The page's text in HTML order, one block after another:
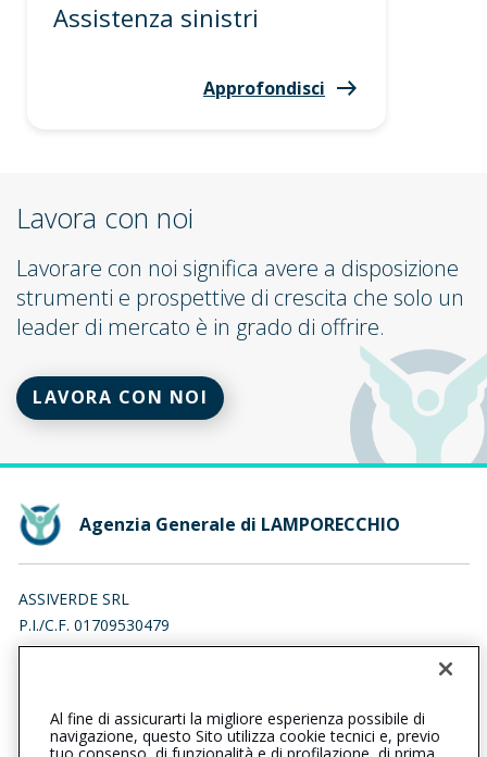
Assistenza sinistri
Approfondisci
Lavora con noi
Lavorare con noi significa avere a disposizione
strumenti e prospettive di crescita che solo un
leader di mercato è in grado di offrire.
LAVORA CON NOI
Agenzia Generale di LAMPORECCHIO
ASSIVERDE SRL
P.I./C.F. 01709530479
VIA GIUSEPPE DI VITTORIO 25, 51035 LAMPORECCHIO (PT)
057331766 0573381356
Al fine di assicurarti la migliore esperienza possibile di
navigazione, questo Sito utilizza cookie tecnici e, previo